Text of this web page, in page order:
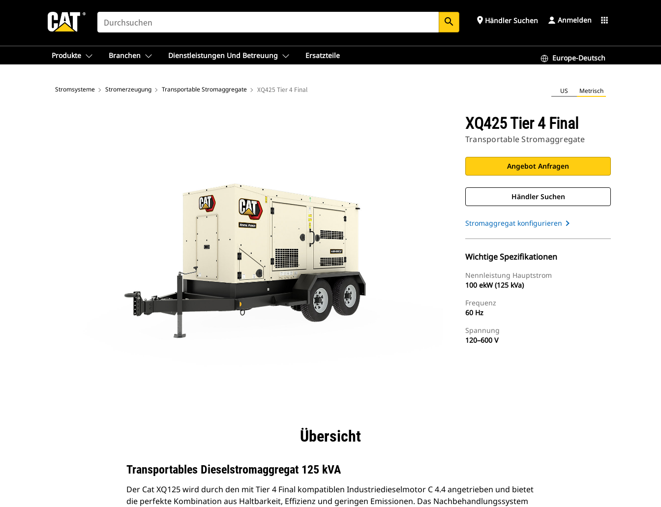
SEARCH search place Händler Suchen Anmelden apps
Produkte Branchen Dienstleistungen Und Betreuung Ersatzteile Europe-Deutsch
Stromsysteme Stromerzeugung Transportable Stromaggregate XQ425 Tier 4 Final US Metrisch
XQ425 Tier 4 Final
Transportable Stromaggregate
Angebot Anfragen
Händler Suchen
Stromaggregat konfigurieren
Wichtige Spezifikationen
Nennleistung Hauptstrom
100 ekW (125 kVa)
Frequenz
60 Hz
Spannung
120–600 V
Technische DatenÜbersicht
Transportables Dieselstromaggregat 125 kVA
Der Cat XQ125 wird durch den mit Tier 4 Final kompatiblen Industriedieselmotor C 4.4 angetrieben und bietet
die perfekte Kombination aus Haltbarkeit, Effizienz und geringen Emissionen. Das Nachbehandlungssystem